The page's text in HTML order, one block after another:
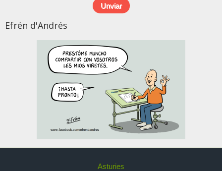
Efrén d'Andrés
Asturies